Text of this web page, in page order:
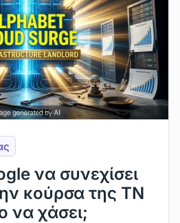
να συνεχίσει
κούρσα της ΤΝ
να χάσει;